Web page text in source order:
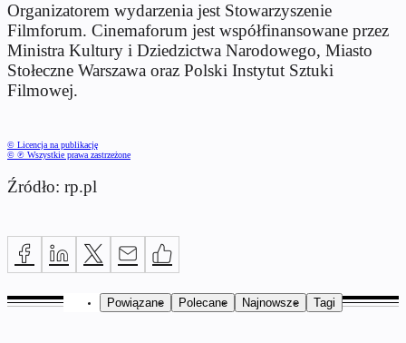
Organizatorem wydarzenia jest Stowarzyszenie
Filmforum. Cinemaforum jest współfinansowane przez
Ministra Kultury i Dziedzictwa Narodowego, Miasto
Stołeczne Warszawa oraz Polski Instytut Sztuki
Filmowej.
© Licencja na publikację
© ℗ Wszystkie prawa zastrzeżone
Źródło: rp.pl
Powiązane Polecane Najnowsze Tagi